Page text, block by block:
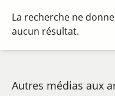
La recherche ne donne
aucun résultat.
Autres médias aux